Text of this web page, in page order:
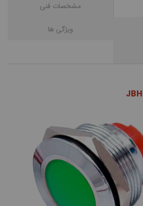
مشخصات فنی
ویژگی ها